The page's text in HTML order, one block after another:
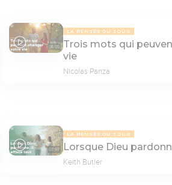
08:05
LA PENSÉE DU JOUR
Trois mots qui
vie
Nicolas Panza
07:57
LA PENSÉE DU JOUR
Lorsque Dieu
Keith Butler